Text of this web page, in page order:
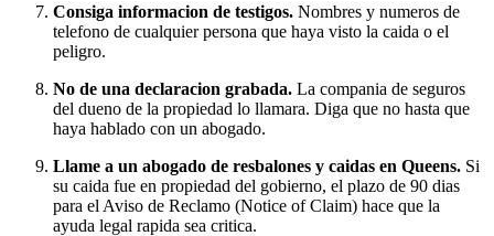
Consiga informacion de testigos. Nombres y numeros de
telefono de cualquier persona que haya visto la caida o el
peligro.
No de una declaracion grabada. La compania de seguros
del dueno de la propiedad lo llamara. Diga que no hasta que
haya hablado con un abogado.
Llame a un abogado de resbalones y caidas en Queens. Si
su caida fue en propiedad del gobierno, el plazo de 90 dias
para el Aviso de Reclamo (Notice of Claim) hace que la
ayuda legal rapida sea critica.